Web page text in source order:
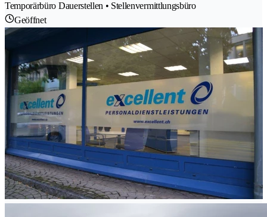
Temporärbüro Dauerstellen • Stellenvermittlungsbüro
Geöffnet